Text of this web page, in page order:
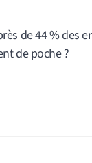
de 44 % des
de poche ?